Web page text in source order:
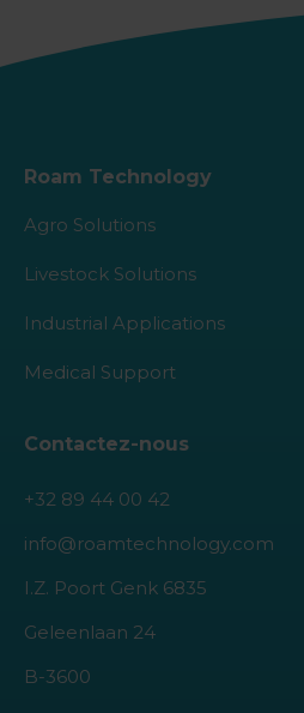
Roam Technology
Agro Solutions
Livestock Solutions
Industrial Applications
Medical Support
Contactez-nous
+32 89 44 00 42
info@roamtechnology.com
I.Z. Poort Genk 6835
Geleenlaan 24
B-3600